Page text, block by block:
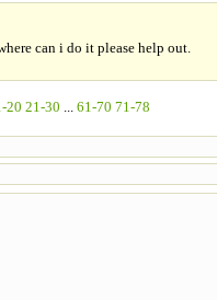
can i do it please help out.
20 21-30 ... 61-70 71-78